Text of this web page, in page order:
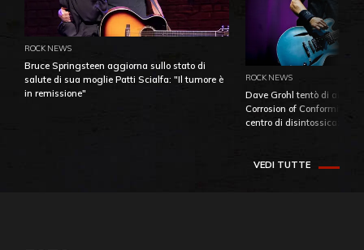
ROCK NEWS
Bruce Springsteen aggiorna sullo stato di
salute di sua moglie Patti Scialfa: "Il tumore è
in remissione"
ROCK NEWS
Dave Grohl tentò di
Corrosion of Conformity
centro di
VEDI TUTTE